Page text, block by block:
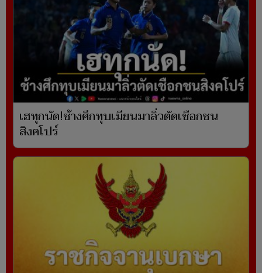
เฮทุกนัด!ช้างศึกทุบเมียนมาลิ่วตัดเชือกชน
สิงคโปร์